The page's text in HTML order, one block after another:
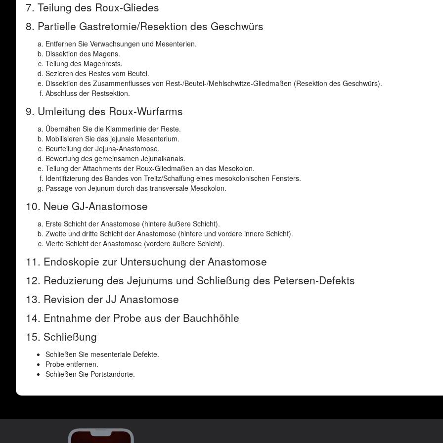
7. Teilung des Roux-Gliedes
8. Partielle Gastretomie/Resektion des Geschwürs
Entfernen Sie Verwachsungen und Mesenterien.
Dissektion des Magens.
Teilung des Magenrests.
Sezieren des Restes vom Beutel.
Dissektion des Zusammenflusses von Rest-/Beutel-/Mehlschwitze-Gliedmaßen (Resektion des Geschwürs).
Abschluss der Restsektion.
9. Umleitung des Roux-Wurfarms
Übernähen Sie die Klammerlinie der Reste.
Mobilisieren Sie das jejunale Mesenterium.
Beurteilung der Jejuna-Anastomose.
Bewertung des gemeinsamen Jejunalkanals.
Teilung der Attachments der Roux-Gliedmaßen an das Mesokolon.
Identifizierung des Bandes von Treitz/Schaffung eines mesokolonischen Fensters.
Passage von Jejunum durch das transversale Mesokolon.
10. Neue GJ-Anastomose
Erste Schicht der Anastomose (hintere äußere Schicht).
Zweite und dritte Schicht der Anastomose (hintere und vordere innere Schicht).
Vierte Schicht der Anastomose (vordere äußere Schicht).
11. Endoskopie zur Untersuchung der Anastomose
12. Reduzierung des Jejunums und Schließung des Petersen-Defekts
13. Revision der JJ Anastomose
14. Entnahme der Probe aus der Bauchhöhle
15. Schließung
Schließen Sie mesenteriale Defekte.
Probe entfernen.
Schließen Sie Portstandorte.